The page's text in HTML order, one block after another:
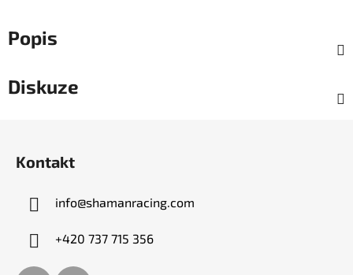
Popis
Diskuze
Kontakt
info@shamanracing.com
+420 737 715 356